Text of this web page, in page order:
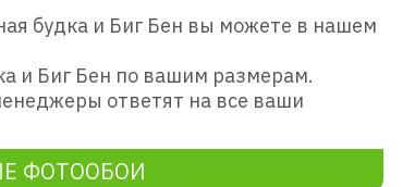
будка и Биг Бен вы можете в нашем
и Биг Бен по вашим размерам.
ответят на все ваши
ФОТООБОИ